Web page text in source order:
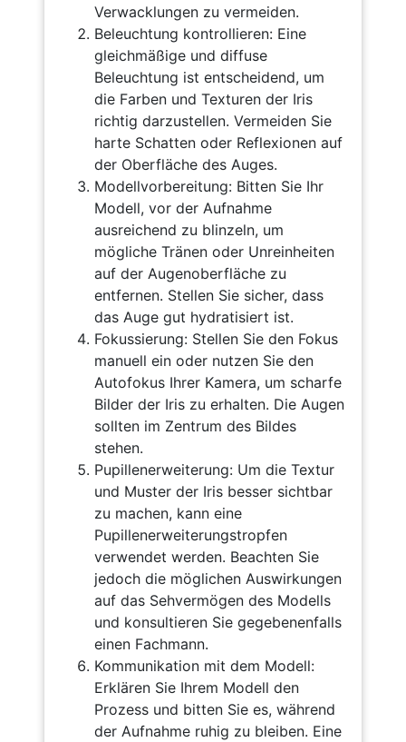
Verwacklungen zu vermeiden.
Beleuchtung kontrollieren: Eine
gleichmäßige und diffuse
Beleuchtung ist entscheidend, um
die Farben und Texturen der Iris
richtig darzustellen. Vermeiden Sie
harte Schatten oder Reflexionen auf
der Oberfläche des Auges.
Modellvorbereitung: Bitten Sie Ihr
Modell, vor der Aufnahme
ausreichend zu blinzeln, um
mögliche Tränen oder Unreinheiten
auf der Augenoberfläche zu
entfernen. Stellen Sie sicher, dass
das Auge gut hydratisiert ist.
Fokussierung: Stellen Sie den Fokus
manuell ein oder nutzen Sie den
Autofokus Ihrer Kamera, um scharfe
Bilder der Iris zu erhalten. Die Augen
sollten im Zentrum des Bildes
stehen.
Pupillenerweiterung: Um die Textur
und Muster der Iris besser sichtbar
zu machen, kann eine
Pupillenerweiterungstropfen
verwendet werden. Beachten Sie
jedoch die möglichen Auswirkungen
auf das Sehvermögen des Modells
und konsultieren Sie gegebenenfalls
einen Fachmann.
Kommunikation mit dem Modell:
Erklären Sie Ihrem Modell den
Prozess und bitten Sie es, während
der Aufnahme ruhig zu bleiben. Eine